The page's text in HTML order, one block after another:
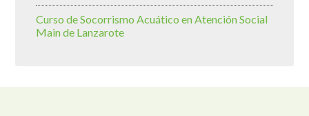
Curso de Socorrismo Acuático en Atención Social
Main de Lanzarote